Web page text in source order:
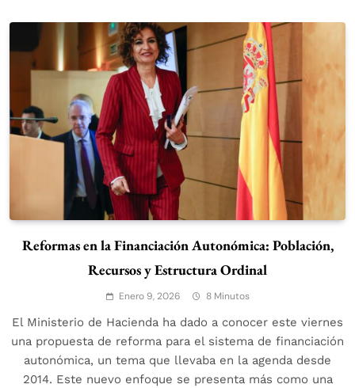
Reformas en la Financiación Autonómica: Población,
Recursos y Estructura Ordinal
Enero 9, 2026 8 Minutos
El Ministerio de Hacienda ha dado a conocer este viernes
una propuesta de reforma para el sistema de financiación
autonómica, un tema que llevaba en la agenda desde
2014. Este nuevo enfoque se presenta más como una